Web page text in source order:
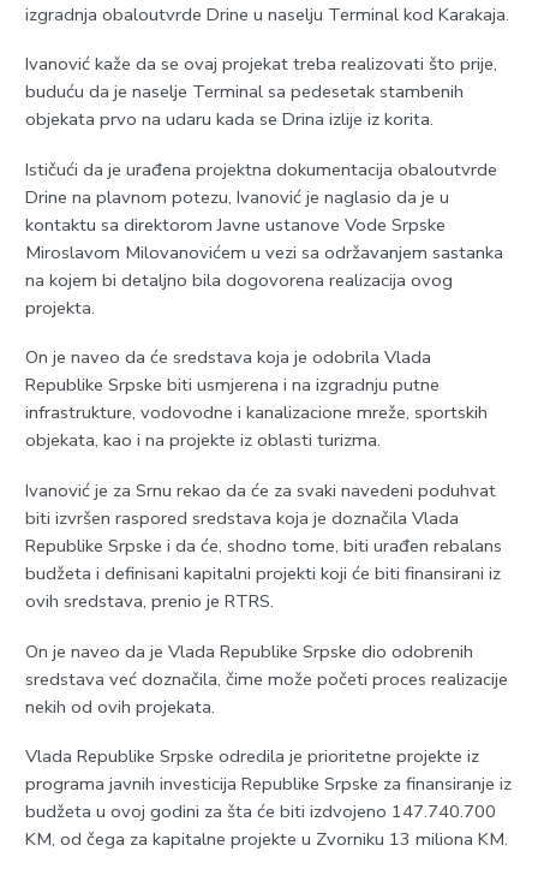
izgradnja obaloutvrde Drine u naselju Terminal kod Karakaja.
Ivanović kaže da se ovaj projekat treba realizovati što prije,
buduću da je naselje Terminal sa pedesetak stambenih
objekata prvo na udaru kada se Drina izlije iz korita.
Ističući da je urađena projektna dokumentacija obaloutvrde
Drine na plavnom potezu, Ivanović je naglasio da je u
kontaktu sa direktorom Јavne ustanove Vode Srpske
Miroslavom Milovanovićem u vezi sa održavanjem sastanka
na kojem bi detaljno bila dogovorena realizacija ovog
projekta.
On je naveo da će sredstava koja je odobrila Vlada
Republike Srpske biti usmjerena i na izgradnju putne
infrastrukture, vodovodne i kanalizacione mreže, sportskih
objekata, kao i na projekte iz oblasti turizma.
Ivanović je za Srnu rekao da će za svaki navedeni poduhvat
biti izvršen raspored sredstava koja je doznačila Vlada
Republike Srpske i da će, shodno tome, biti urađen rebalans
budžeta i definisani kapitalni projekti koji će biti finansirani iz
ovih sredstava, prenio je RTRS.
On je naveo da je Vlada Republike Srpske dio odobrenih
sredstava već doznačila, čime može početi proces realizacije
nekih od ovih projekata.
Vlada Republike Srpske odredila je prioritetne projekte iz
programa javnih investicija Republike Srpske za finansiranje iz
budžeta u ovoj godini za šta će biti izdvojeno 147.740.700
KM, od čega za kapitalne projekte u Zvorniku 13 miliona KM.